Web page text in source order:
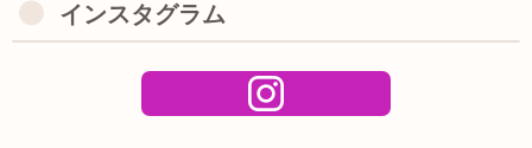
インスタグラム